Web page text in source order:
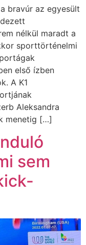
bravúr az egyesült
nélkül maradt a
sporttörténelmi
első ízben
A K1
Aleksandra
menetig […]
sem